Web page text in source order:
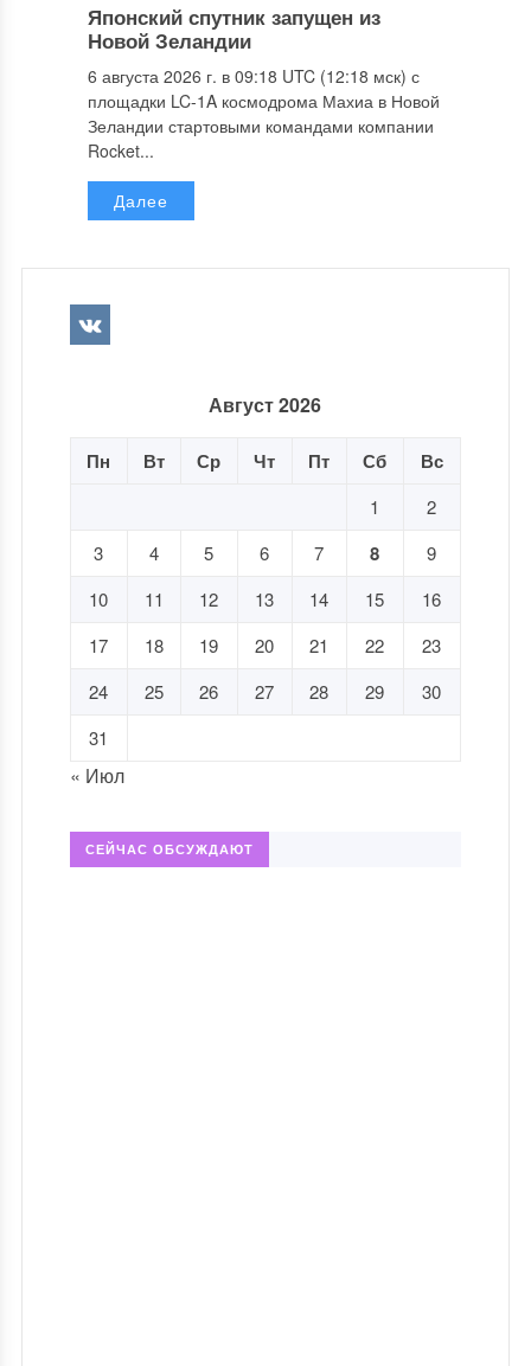
Японский спутник запущен из
Новой Зеландии
6 августа 2026 г. в 09:18 UTC (12:18 мск) с
площадки LC-1A космодрома Махиа в Новой
Зеландии стартовыми командами компании
Rocket...
Далее
Август 2026
Пн Вт Ср Чт Пт Сб Вс
1
2
3
4 5 6 7 8
9
10
11 12 13 14 15
16
17
18 19 20 21 22
23
24
25 26 27 28 29
30
31
« Июл
СЕЙЧАС ОБСУЖДАЮТ